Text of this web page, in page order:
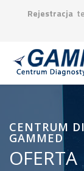
Rejestracja
CENTRUM
GAMMED
OFERTA